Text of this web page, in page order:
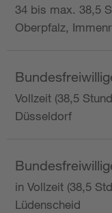
34 bis max. 38,5
Oberpfalz,
Vollzeit (38,5
Düsseldorf
in Vollzeit (38,5
Lüdenscheid